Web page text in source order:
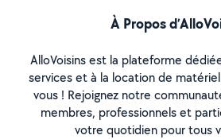
À Propos
AlloVoisins est la plateforme
services et à la location de
vous ! Rejoignez notre
membres, professionnels et
votre quotidien pour tous